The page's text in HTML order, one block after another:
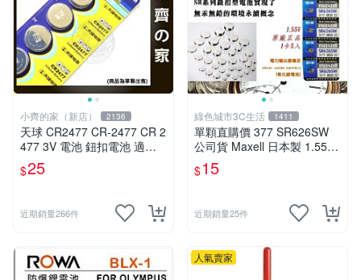
小齊的家（新店） 2136
天球 CR2477 CR-2477 CR 2
477 3V 電池 鈕扣電池 適用
人員定位卡 小齊的家
$25
近期銷量266件
綠色城市3C生活 1411
單顆直購價 377 SR626SW
公司貨 Maxell 日本製 1.55V
鈕扣電池 水銀電池 適用鐘錶
計算機
$15
近期銷量25件
人氣賣家